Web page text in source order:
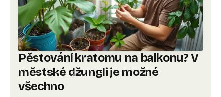
Pěstování kratomu na balkonu? V
městské džungli je možné
všechno